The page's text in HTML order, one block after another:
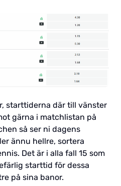
starttiderna där till vänster
gärna i matchlistan på
så ser ni dagens
ännu hellre, sortera
Det är i alla fall 15 som
starttid för dessa
på sina banor.